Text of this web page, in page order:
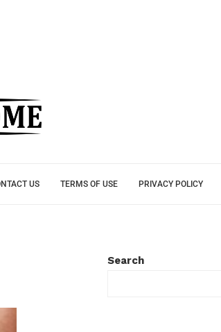
US TERMS OF USE PRIVACY POLICY
Search